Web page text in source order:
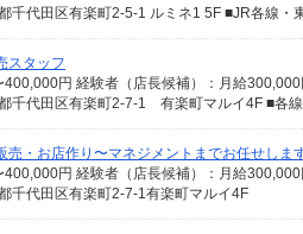
代田区有楽町2-5-1 ルミネ1 5F ■JR各線・
スタッフ
千代田区有楽町2-7-1 有楽町マルイ4F ■各
売・お店作り〜マネジメントまでお任せしま
代田区有楽町2-7-1有楽町マルイ4F